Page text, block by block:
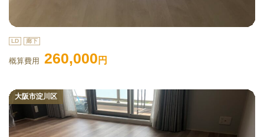
LD 廊下
概算費用 260,000 円
大阪市淀川区